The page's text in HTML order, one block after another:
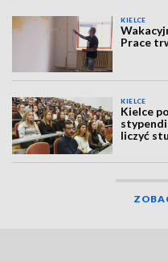
KIELCE
Prace
KIELCE
Kielce
liczyć